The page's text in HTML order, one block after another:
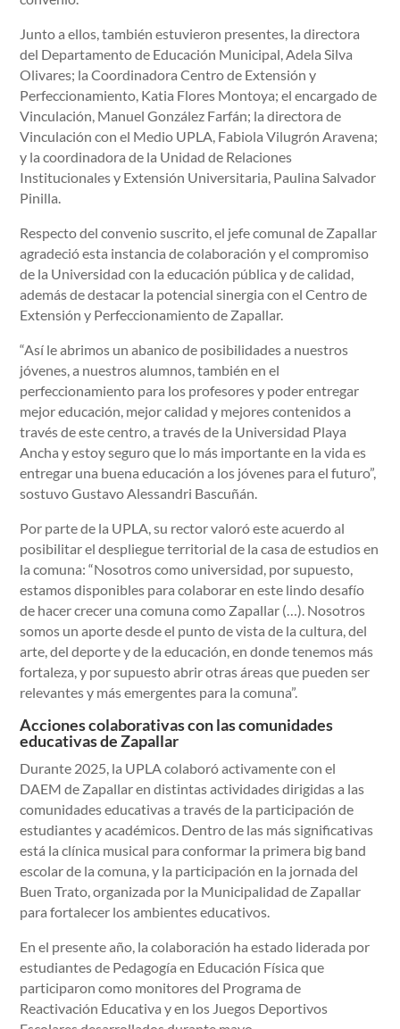
Junto a ellos, también estuvieron presentes, la directora
del Departamento de Educación Municipal, Adela Silva
Olivares; la Coordinadora Centro de Extensión y
Perfeccionamiento, Katia Flores Montoya; el encargado de
Vinculación, Manuel González Farfán; la directora de
Vinculación con el Medio UPLA, Fabiola Vilugrón Aravena;
y la coordinadora de la Unidad de Relaciones
Institucionales y Extensión Universitaria, Paulina Salvador
Pinilla.
Respecto del convenio suscrito, el jefe comunal de Zapallar
agradeció esta instancia de colaboración y el compromiso
de la Universidad con la educación pública y de calidad,
además de destacar la potencial sinergia con el Centro de
Extensión y Perfeccionamiento de Zapallar.
“Así le abrimos un abanico de posibilidades a nuestros
jóvenes, a nuestros alumnos, también en el
perfeccionamiento para los profesores y poder entregar
mejor educación, mejor calidad y mejores contenidos a
través de este centro, a través de la Universidad Playa
Ancha y estoy seguro que lo más importante en la vida es
entregar una buena educación a los jóvenes para el futuro”,
sostuvo Gustavo Alessandri Bascuñán.
Por parte de la UPLA, su rector valoró este acuerdo al
posibilitar el despliegue territorial de la casa de estudios en
la comuna: “Nosotros como universidad, por supuesto,
estamos disponibles para colaborar en este lindo desafío
de hacer crecer una comuna como Zapallar (…). Nosotros
somos un aporte desde el punto de vista de la cultura, del
arte, del deporte y de la educación, en donde tenemos más
fortaleza, y por supuesto abrir otras áreas que pueden ser
relevantes y más emergentes para la comuna”.
Acciones colaborativas con las comunidades
educativas de Zapallar
Durante 2025, la UPLA colaboró activamente con el
DAEM de Zapallar en distintas actividades dirigidas a las
comunidades educativas a través de la participación de
estudiantes y académicos. Dentro de las más significativas
está la clínica musical para conformar la primera big band
escolar de la comuna, y la participación en la jornada del
Buen Trato, organizada por la Municipalidad de Zapallar
para fortalecer los ambientes educativos.
En el presente año, la colaboración ha estado liderada por
estudiantes de Pedagogía en Educación Física que
participaron como monitores del Programa de
Reactivación Educativa y en los Juegos Deportivos